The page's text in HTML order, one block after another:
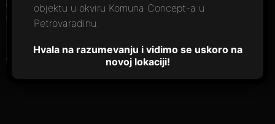
objektu u okviru Komuna Concept-a u
Petrovaradinu.
Hvala na razumevanju i vidimo se uskoro na
novoj lokaciji!